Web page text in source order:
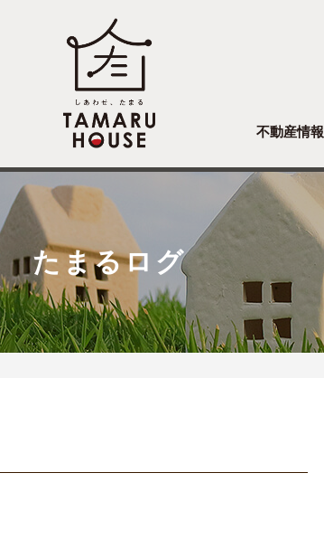
不動産情報
たまるログ